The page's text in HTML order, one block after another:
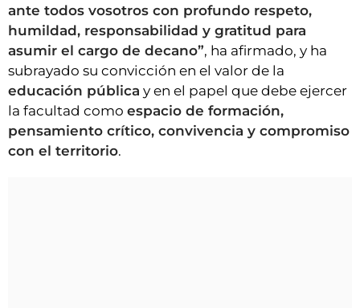
ante todos vosotros con profundo respeto,
humildad, responsabilidad y gratitud para
asumir el cargo de decano”, ha afirmado, y ha
subrayado su convicción en el valor de la
educación pública y en el papel que debe ejercer
la facultad como espacio de formación,
pensamiento crítico, convivencia y compromiso
con el territorio.